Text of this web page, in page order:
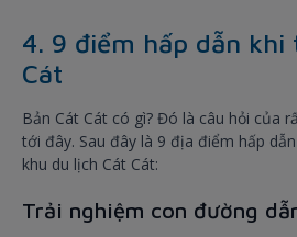
4. 9 điểm hấp dẫn khi
Cát
Bản Cát Cát có gì? Đó là câu hỏi của
tới đây. Sau đây là 9 địa điểm hấp
khu du lịch Cát Cát:
Trải nghiệm con đường